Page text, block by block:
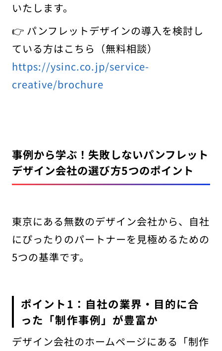
いたします。
👉 パンフレットデザインの導入を検討し
ている方はこちら（無料相談）
https://ysinc.co.jp/service-
creative/brochure
事例から学ぶ！失敗しないパンフレット
デザイン会社の選び方5つのポイント
東京にある無数のデザイン会社から、自社
にぴったりのパートナーを見極めるための
5つの基準です。
ポイント1：自社の業界・目的に合
った「制作事例」が豊富か
デザイン会社のホームページにある「制作